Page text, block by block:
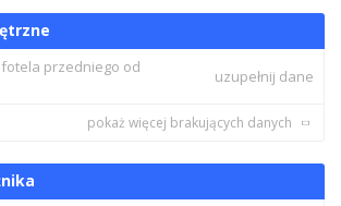
fotela przedniego od
uzupełnij dane
pokaż więcej brakujących danych